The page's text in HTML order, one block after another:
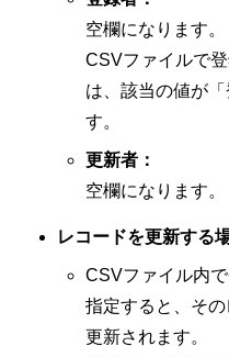
空欄になります。
CSVファイルで
は、該当の値が
す。
更新者：
空欄になります。
レコードを更新する
CSVファイル内
指定すると、そ
更新されます。